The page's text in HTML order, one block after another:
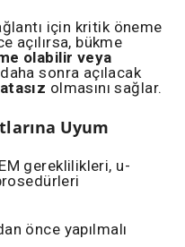
için kritik öneme
açılırsa, bükme
olabilir veya
sonra açılacak
olmasını sağlar.
Uyum
gereklilikleri, u-
önce yapılmalı